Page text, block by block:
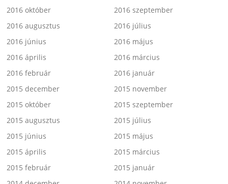
2016 október
2016 szeptember
2016 augusztus
2016 július
2016 június
2016 május
2016 április
2016 március
2016 február
2016 január
2015 december
2015 november
2015 október
2015 szeptember
2015 augusztus
2015 július
2015 június
2015 május
2015 április
2015 március
2015 február
2015 január